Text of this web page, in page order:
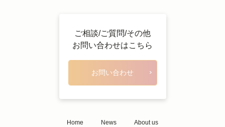
ご相談/ご質問/その他
お問い合わせはこちら
お問い合わせ
Home News About us